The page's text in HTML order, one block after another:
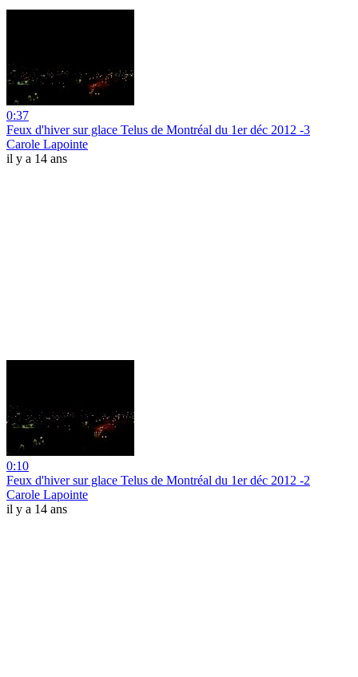
0:37
Feux d'hiver sur glace Telus de Montréal du 1er déc 2012 -3
Carole Lapointe
il y a 14 ans
0:10
Feux d'hiver sur glace Telus de Montréal du 1er déc 2012 -2
Carole Lapointe
il y a 14 ans